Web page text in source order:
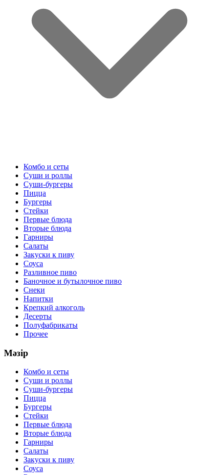
Комбо и сеты
Суши и роллы
Суши-бургеры
Пицца
Бургеры
Стейки
Первые блюда
Вторые блюда
Гарниры
Салаты
Закуски к пиву
Соуса
Разливное пиво
Баночное и бутылочное пиво
Снеки
Напитки
Крепкий алкоголь
Десерты
Полуфабрикаты
Прочее
Мәзір
Комбо и сеты
Суши и роллы
Суши-бургеры
Пицца
Бургеры
Стейки
Первые блюда
Вторые блюда
Гарниры
Салаты
Закуски к пиву
Соуса